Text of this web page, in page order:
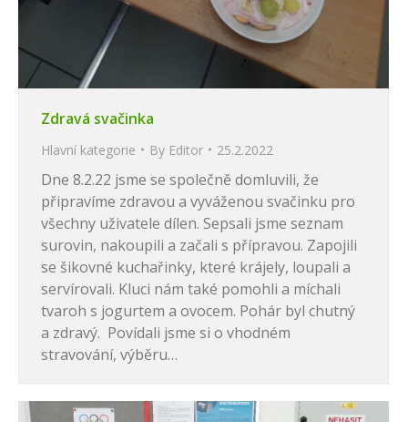
Zdravá svačinka
Hlavní kategorie By Editor 25.2.2022
Dne 8.2.22 jsme se společně domluvili, že
připravíme zdravou a vyváženou svačinku pro
všechny uživatele dílen. Sepsali jsme seznam
surovin, nakoupili a začali s přípravou. Zapojili
se šikovné kuchařinky, které krájely, loupali a
servírovali. Kluci nám také pomohli a míchali
tvaroh s jogurtem a ovocem. Pohár byl chutný
a zdravý. Povídali jsme si o vhodném
stravování, výběru…